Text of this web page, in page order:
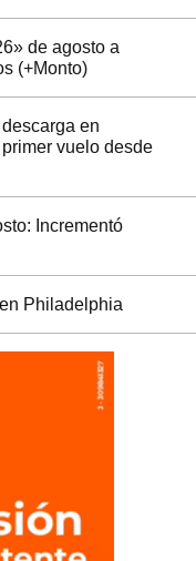
de agosto a
(+Monto)
en
vuelo desde
Incrementó
Philadelphia